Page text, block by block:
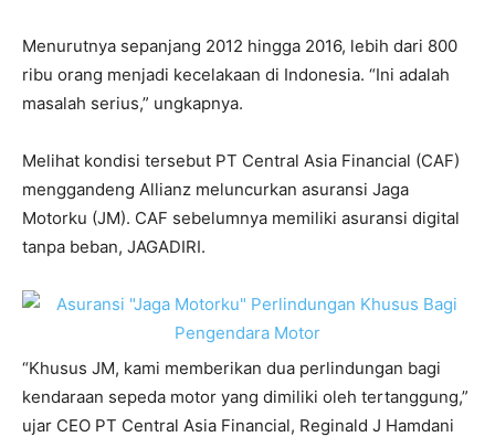
Menurutnya sepanjang 2012 hingga 2016, lebih dari 800
ribu orang menjadi kecelakaan di Indonesia. “Ini adalah
masalah serius,” ungkapnya.
Melihat kondisi tersebut PT Central Asia Financial (CAF)
menggandeng Allianz meluncurkan asuransi Jaga
Motorku (JM). CAF sebelumnya memiliki asuransi digital
tanpa beban, JAGADIRI.
“Khusus JM, kami memberikan dua perlindungan bagi
kendaraan sepeda motor yang dimiliki oleh tertanggung,”
ujar CEO PT Central Asia Financial, Reginald J Hamdani